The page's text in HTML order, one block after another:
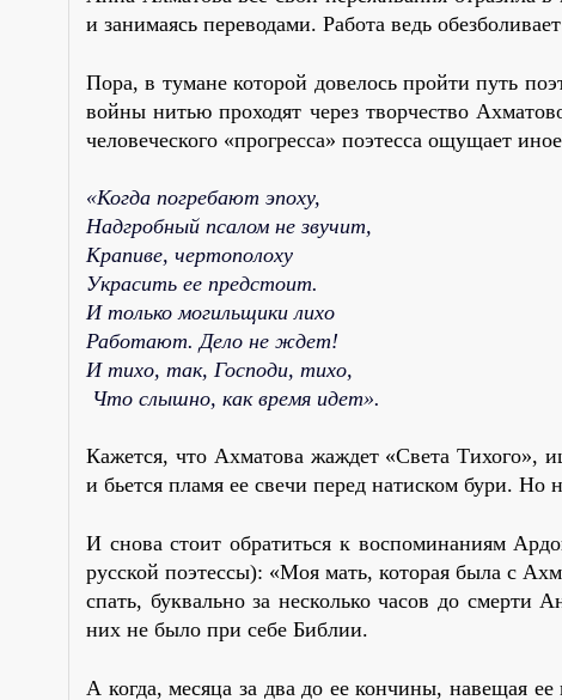
и занимаясь переводами. Работа ведь
Пора, в тумане которой довелось пройти путь
войны нитью проходят через творчество
человеческого «прогресса» поэтесса ощущает
«Когда погребают эпоху,
Надгробный псалом не звучит,
Крапиве, чертополоху
Украсить ее предстоит.
И только могильщики лихо
Работают. Дело не ждет!
И тихо, так, Господи, тихо,
Что слышно, как время идет».
Кажется, что Ахматова жаждет «Света Тихого»,
и бьется пламя ее свечи перед натиском бури. Но
И снова стоит обратиться к воспоминаниям
русской поэтессы): «Моя мать, которая была с
спать, буквально за несколько часов до смерти
них не было при себе Библии.
А когда, месяца за два до ее кончины, навещая